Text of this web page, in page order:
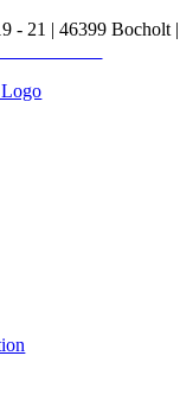
- 21 | 46399 Bocholt |